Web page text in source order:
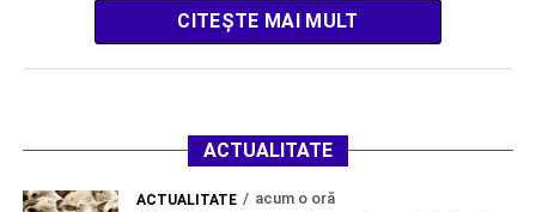
CITEȘTE MAI MULT
ACTUALITATE
ACTUALITATE acum o oră